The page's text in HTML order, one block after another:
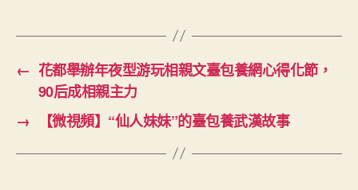
← 花都舉辦年夜型游玩相親文臺包養網心得化節，
90后成相親主力
→
【微視頻】“仙人妹妹”的臺包養武漢故事